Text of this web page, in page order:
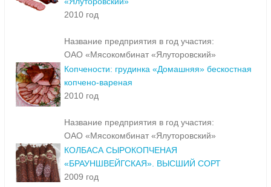
2010 год
Название предприятия в год участия:
ОАО «Мясокомбинат «Ялуторовский»
Копчености: грудинка «Домашняя» бескостная
копчено-вареная
2010 год
Название предприятия в год участия:
ОАО «Мясокомбинат «Ялуторовский»
КОЛБАСА СЫРОКОПЧЕНАЯ
«БРАУНШВЕЙГСКАЯ». ВЫСШИЙ СОРТ
2009 год